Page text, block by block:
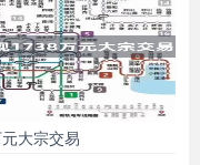
大宗交易